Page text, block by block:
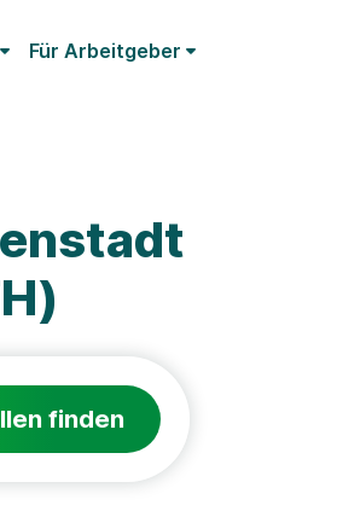
Für Arbeitgeber
finden